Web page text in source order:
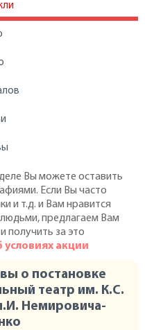
Вы можете оставить
Если Вы часто
и т.д. и Вам нравится
предлагаем Вам
получить за это
акции
о постановке
театр им. К.С.
Немировича-